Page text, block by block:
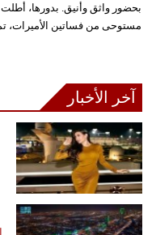
بحضور واثق وأنيق. بدورها،
مستوحى من فساتين الأميرات،
آخر الأخبار